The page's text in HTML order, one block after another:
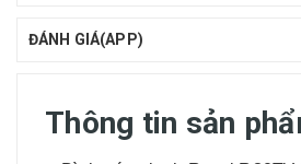
ĐÁNH GIÁ(APP)
Thông tin sản